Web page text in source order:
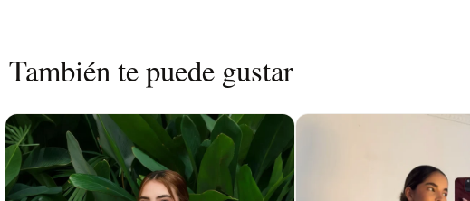
También te puede gustar